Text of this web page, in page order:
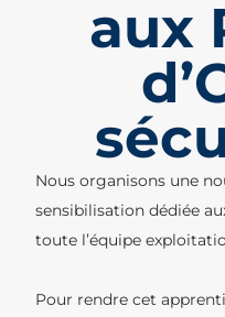
aux
Nous organisons une
sensibilisation dédiée
toute l’équipe
Pour rendre cet